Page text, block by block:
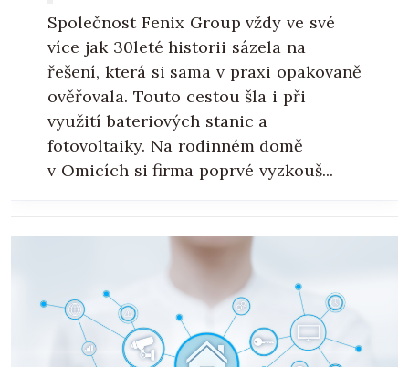
Společnost Fenix Group vždy ve své
více jak 30leté historii sázela na
řešení, která si sama v praxi opakovaně
ověřovala. Touto cestou šla i při
využití bateriových stanic a
fotovoltaiky. Na rodinném domě
v Omicích si firma poprvé vyzkouš...